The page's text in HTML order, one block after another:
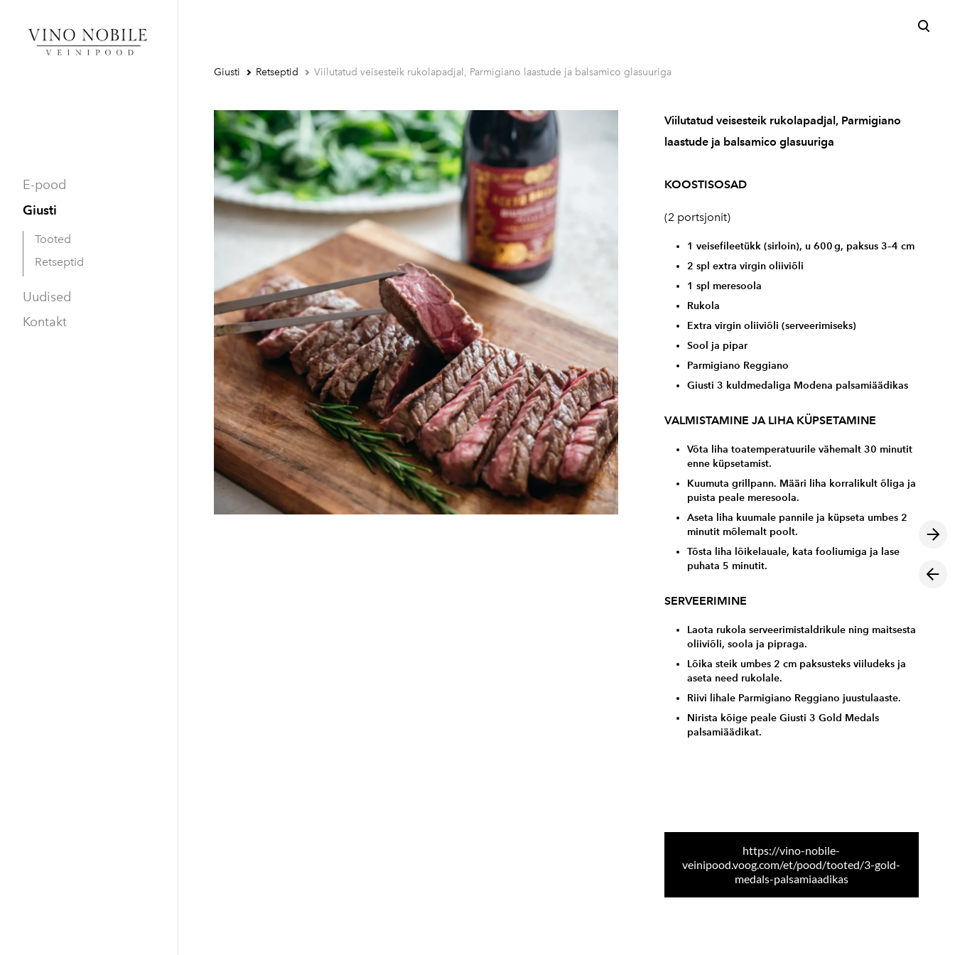
E-pood
Giusti
Tooted
Retseptid
Uudised
Kontakt
Giusti Retseptid Viilutatud veisesteik rukolapadjal, Parmigiano laastude ja balsamico glasuuriga
Viilutatud veisesteik rukolapadjal, Parmigiano
laastude ja balsamico glasuuriga
KOOSTISOSAD
(2 portsjonit)
1 veisefileetükk (sirloin), u 600 g, paksus 3–4 cm
2 spl extra virgin oliiviõli
1 spl meresoola
Rukola
Extra virgin oliiviõli (serveerimiseks)
Sool ja pipar
Parmigiano Reggiano
Giusti 3 kuldmedaliga Modena palsamiäädikas
VALMISTAMINE JA LIHA KÜPSETAMINE
Võta liha toatemperatuurile vähemalt 30 minutit
enne küpsetamist.
Kuumuta grillpann. Määri liha korralikult õliga ja
puista peale meresoola.
Aseta liha kuumale pannile ja küpseta umbes 2
minutit mõlemalt poolt.
Tõsta liha lõikelauale, kata fooliumiga ja lase
puhata 5 minutit.
SERVEERIMINE
Laota rukola serveerimistaldrikule ning maitsesta
oliiviõli, soola ja pipraga.
Lõika steik umbes 2 cm paksusteks viiludeks ja
aseta need rukolale.
Riivi lihale Parmigiano Reggiano juustulaaste.
Nirista kõige peale Giusti 3 Gold Medals
palsamiäädikat.
https://vino-nobile-
veinipood.voog.com/et/pood/tooted/3-gold-
medals-palsamiaadikas